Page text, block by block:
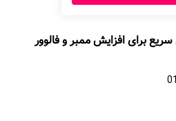
برای افزایش ممبر و فالوور